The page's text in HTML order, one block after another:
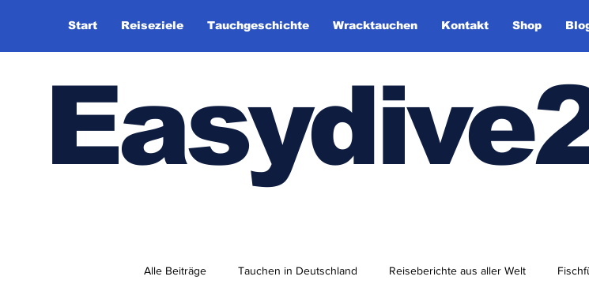
Start Reiseziele Tauchgeschichte Wracktauchen Kontakt Shop
Alle Beiträge Tauchen in Deutschland Reiseberichte aus aller Welt